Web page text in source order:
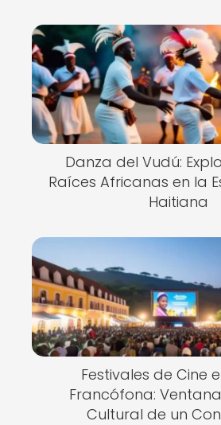
Danza del Vudú:
Raíces Africanas en la
Haitiana
Festivales de Cine
Francófona:
Cultural de un